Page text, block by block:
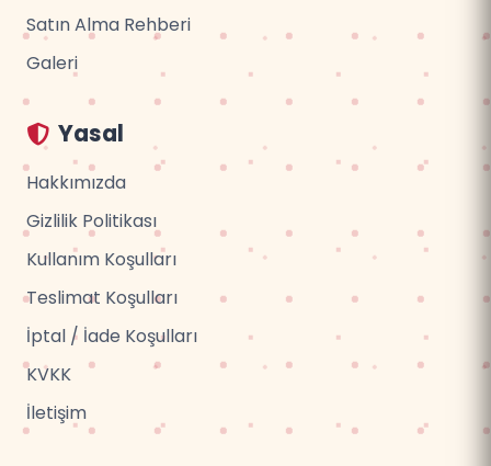
Satın Alma Rehberi
Galeri
Yasal
Hakkımızda
Gizlilik Politikası
Kullanım Koşulları
Teslimat Koşulları
İptal / İade Koşulları
KVKK
İletişim